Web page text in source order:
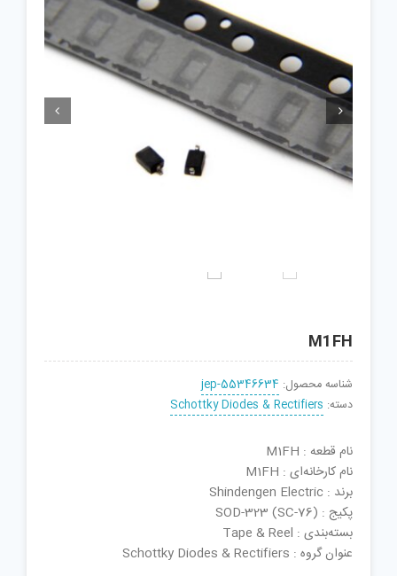
 
M1FH
شناسه محصول: jep-55346634
دسته: Schottky Diodes & Rectifiers
نام قطعه : M1FH
نام کارخانه‌ای : M1FH
برند : Shindengen Electric
پکیج : SOD-323 (SC-76)
بسته‌بندی : Tape & Reel
عنوان گروه : Schottky Diodes & Rectifiers